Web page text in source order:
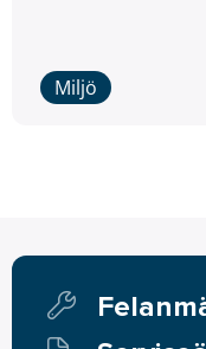
Miljö